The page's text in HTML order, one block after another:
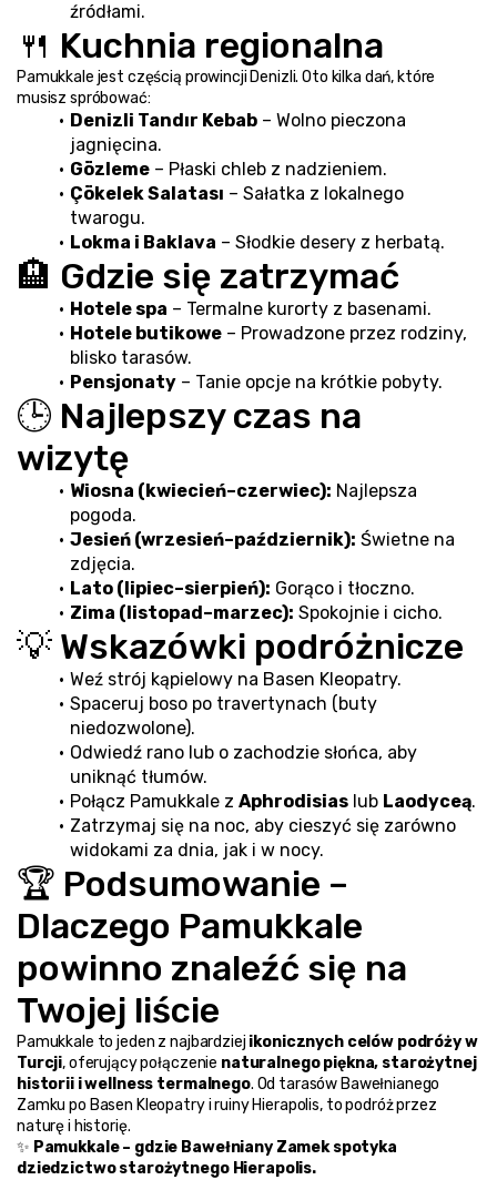
źródłami.
🍴 Kuchnia regionalna
Pamukkale jest częścią prowincji Denizli. Oto kilka dań, które
musisz spróbować:
Denizli Tandır Kebab – Wolno pieczona
jagnięcina.
Gözleme – Płaski chleb z nadzieniem.
Çökelek Salatası – Sałatka z lokalnego
twarogu.
Lokma i Baklava – Słodkie desery z herbatą.
🏨 Gdzie się zatrzymać
Hotele spa – Termalne kurorty z basenami.
Hotele butikowe – Prowadzone przez rodziny,
blisko tarasów.
Pensjonaty – Tanie opcje na krótkie pobyty.
🕒 Najlepszy czas na
wizytę
Wiosna (kwiecień–czerwiec): Najlepsza
pogoda.
Jesień (wrzesień–październik): Świetne na
zdjęcia.
Lato (lipiec–sierpień): Gorąco i tłoczno.
Zima (listopad–marzec): Spokojnie i cicho.
💡 Wskazówki podróżnicze
Weź strój kąpielowy na Basen Kleopatry.
Spaceruj boso po travertynach (buty
niedozwolone).
Odwiedź rano lub o zachodzie słońca, aby
uniknąć tłumów.
Połącz Pamukkale z Aphrodisias lub Laodyceą.
Zatrzymaj się na noc, aby cieszyć się zarówno
widokami za dnia, jak i w nocy.
🏆 Podsumowanie –
Dlaczego Pamukkale
powinno znaleźć się na
Twojej liście
Pamukkale to jeden z najbardziej ikonicznych celów podróży w
Turcji, oferujący połączenie naturalnego piękna, starożytnej
historii i wellness termalnego. Od tarasów Bawełnianego
Zamku po Basen Kleopatry i ruiny Hierapolis, to podróż przez
naturę i historię.
✨ Pamukkale – gdzie Bawełniany Zamek spotyka
dziedzictwo starożytnego Hierapolis.